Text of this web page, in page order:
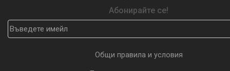
Абонирайте се!
Общи правила и условия